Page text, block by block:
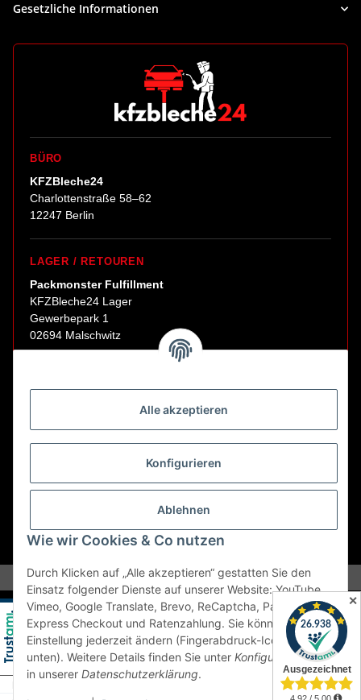
Alle akzeptieren
Konfigurieren
Ablehnen
Wie wir Cookies & Co nutzen
Durch Klicken auf „Alle akzeptieren“ gestatten Sie den
Einsatz folgender Dienste auf unserer Website: YouTube,
Vimeo, Google Translate, Brevo, ReCaptcha, PayPal
Express Checkout und Ratenzahlung. Sie können die
Einstellung jederzeit ändern (Fingerabdruck-Icon links
unten). Weitere Details finden Sie unter Konfigurierenund
in unserer Datenschutzerklärung.
Gesetzliche Informationen
BÜRO
KFZBleche24
Charlottenstraße 58–62
12247 Berlin
LAGER / RETOUREN
Packmonster Fulfillment
KFZBleche24 Lager
Gewerbepark 1
02694 Malschwitz
Abholungen nur nach Terminvereinbarung.
E-Mail:sales@kfzbleche24.de
Vertrag widerrufen
* Alle Preise inkl. gesetzlicher USt., zzgl.Versand
✕